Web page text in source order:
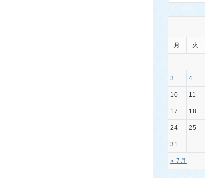
月 火
« 7月
3 4
10 11
17 18
24 25
31